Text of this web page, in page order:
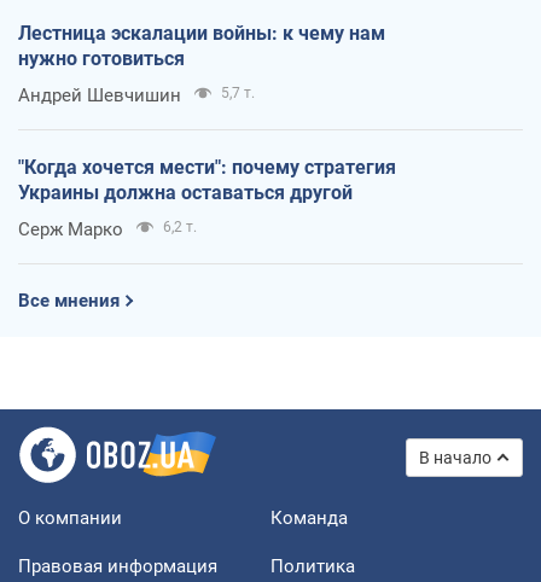
Лестница эскалации войны: к чему нам
нужно готовиться
Андрей Шевчишин 5,7 т.
"Когда хочется мести": почему стратегия
Украины должна оставаться другой
Серж Марко 6,2 т.
Все мнения
В начало
О компании Команда
Правовая информация
Политика